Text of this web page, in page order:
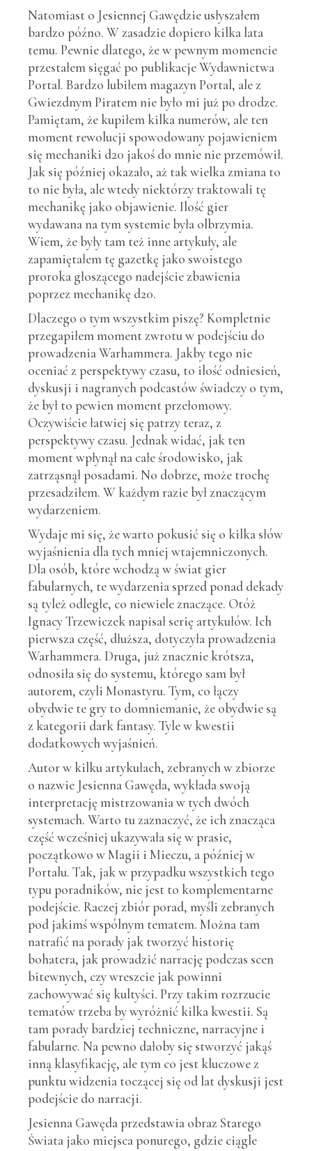
Natomiast o Jesiennej Gawędzie usłyszałem
bardzo późno. W zasadzie dopiero kilka lata
temu. Pewnie dlatego, że w pewnym momencie
przestałem sięgać po publikacje Wydawnictwa
Portal. Bardzo lubiłem magazyn Portal, ale z
Gwiezdnym Piratem nie było mi już po drodze.
Pamiętam, że kupiłem kilka numerów, ale ten
moment rewolucji spowodowany pojawieniem
się mechaniki d20 jakoś do mnie nie przemówił.
Jak się później okazało, aż tak wielka zmiana to
to nie była, ale wtedy niektórzy traktowali tę
mechanikę jako objawienie. Ilość gier
wydawana na tym systemie była olbrzymia.
Wiem, że były tam też inne artykuły, ale
zapamiętałem tę gazetkę jako swoistego
proroka głoszącego nadejście zbawienia
poprzez mechanikę d20.
Dlaczego o tym wszystkim piszę? Kompletnie
przegapiłem moment zwrotu w podejściu do
prowadzenia Warhammera. Jakby tego nie
oceniać z perspektywy czasu, to ilość odniesień,
dyskusji i nagranych podcastów świadczy o tym,
że był to pewien moment przełomowy.
Oczywiście łatwiej się patrzy teraz, z
perspektywy czasu. Jednak widać, jak ten
moment wpłynął na całe środowisko, jak
zatrząsnął posadami. No dobrze, może trochę
przesadziłem. W każdym razie był znaczącym
wydarzeniem.
Wydaje mi się, że warto pokusić się o kilka słów
wyjaśnienia dla tych mniej wtajemniczonych.
Dla osób, które wchodzą w świat gier
fabularnych, te wydarzenia sprzed ponad dekady
są tyleż odległe, co niewiele znaczące. Otóż
Ignacy Trzewiczek napisał serię artykułów. Ich
pierwsza część, dłuższa, dotyczyła prowadzenia
Warhammera. Druga, już znacznie krótsza,
odnosiła się do systemu, którego sam był
autorem, czyli Monastyru. Tym, co łączy
obydwie te gry to domniemanie, że obydwie są
z kategorii dark fantasy. Tyle w kwestii
dodatkowych wyjaśnień.
Autor w kilku artykułach, zebranych w zbiorze
o nazwie Jesienna Gawęda, wykłada swoją
interpretację mistrzowania w tych dwóch
systemach. Warto tu zaznaczyć, że ich znacząca
część wcześniej ukazywała się w prasie,
początkowo w Magii i Mieczu, a później w
Portalu. Tak, jak w przypadku wszystkich tego
typu poradników, nie jest to komplementarne
podejście. Raczej zbiór porad, myśli zebranych
pod jakimś wspólnym tematem. Można tam
natrafić na porady jak tworzyć historię
bohatera, jak prowadzić narrację podczas scen
bitewnych, czy wreszcie jak powinni
zachowywać się kultyści. Przy takim rozrzucie
tematów trzeba by wyróżnić kilka kwestii. Są
tam porady bardziej techniczne, narracyjne i
fabularne. Na pewno dałoby się stworzyć jakąś
inną klasyfikację, ale tym co jest kluczowe z
punktu widzenia toczącej się od lat dyskusji jest
podejście do narracji.
Jesienna Gawęda przedstawia obraz Starego
Świata jako miejsca ponurego, gdzie ciągle